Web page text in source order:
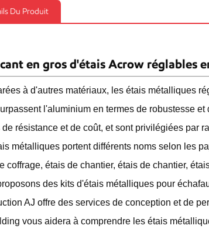
Du Produit
en gros d'étais Acrow réglables
à d'autres matériaux, les étais métalliques
l'aluminium en termes de robustesse
de résistance et de coût, et sont privilégiées par
métalliques portent différents noms selon les
coffrage, étais de chantier, étais de chantier,
des kits d'étais métalliques pour
AJ offre des services de conception et de
vous aidera à comprendre les étais